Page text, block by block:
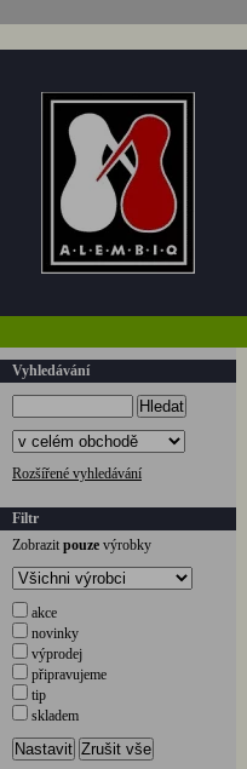
Vyhledávání
Hledat
Rozšířené vyhledávání
Filtr
Zobrazit pouze výrobky
akce
novinky
výprodej
připravujeme
tip
skladem
Nastavit Zrušit vše